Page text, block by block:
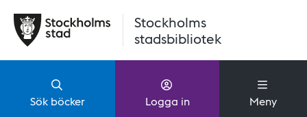
Stockholms
stadsbibliotek
Sök böcker Logga in Meny